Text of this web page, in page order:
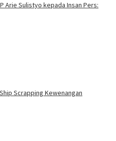
Arie Sulistyo kepada Insan Pers:
Scrapping Kewenangan